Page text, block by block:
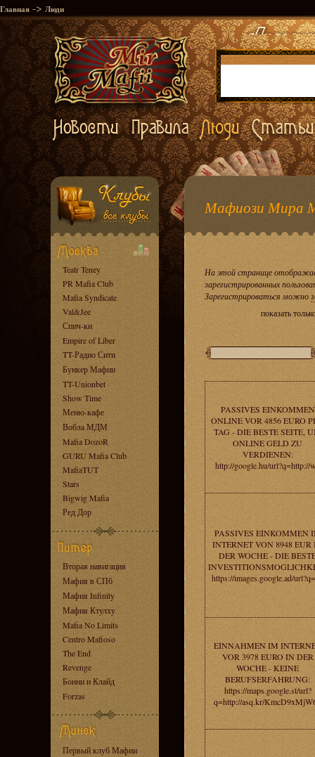
Главная -> Люди
Teatr Teney
PR Mafia Club
Mafia Syndicate
Val&Jee
Спич-ки
Empire of Liber
TT-Радио Сити
Бункер Мафии
TT-Unionbet
Show Time
Меню-кафе
Вобла МДМ
Mafia DozoR
GURU Mafia Club
MafiaTUT
Stars
Bigwig Mafia
Ред Дор
Вторая навигация
Мафия в СПб
Мафия Infinity
Мафия Ктулху
Mafia No Limits
Centro Mafioso
The End
Revenge
Бонни и Клайд
Forzas
Первый клуб Мафии
Мафиози Мира
На этой странице
зарегистрированных
Зарегистрироваться можно
показать
PASSIVES EINKOMMEN
ONLINE VOR 4856 EURO
TAG - DIE BESTE SEITE,
ONLINE GELD ZU
VERDIENEN:
http://google.hu/url?q=http://
PASSIVES EINKOMMEN
INTERNET VON 8948 EUR
DER WOCHE - DIE
https://images.google.ad/
EINNAHMEN IM
VOR 3978 EURO IN DER
WOCHE - KEINE
BERUFSERFAHRUNG:
https://maps.google.st/url?
q=http://asq.kr/